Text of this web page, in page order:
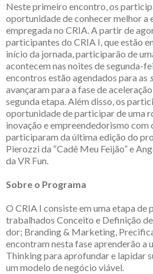
Neste primeiro encontro, os
oportunidade de conhecer melhor a
empregada no CRIA. A partir de
participantes do CRIA I, que estão
início da jornada, participarão de
acontecem nas noites de segunda-
encontros estão agendados para as
avançaram para a fase de
segunda etapa. Além disso, os
oportunidade de participar de uma
inovação e empreendedorismo
participaram da última edição do
Pierozzi da “Cadê Meu Feijão” e
da VR Fun.
Sobre o Programa
O CRIA I consiste em uma etapa de
trabalhados Conceito e Definição
dor; Branding & Marketing,
encontram nesta fase aprenderão a
Thinking para aprofundar e lapidar
um modelo de negócio viável.